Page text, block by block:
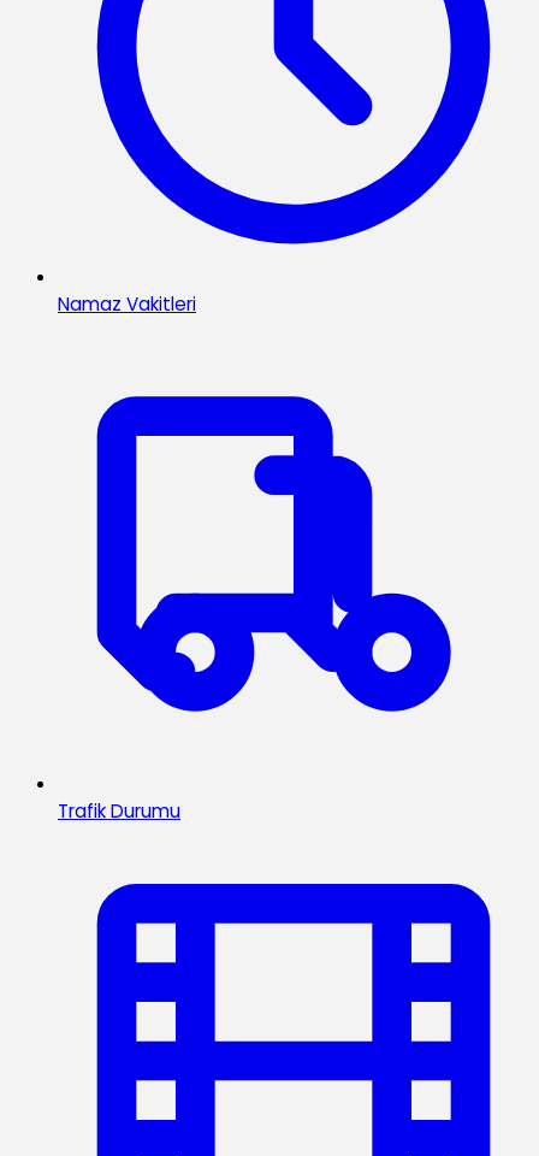
Namaz Vakitleri
Trafik Durumu